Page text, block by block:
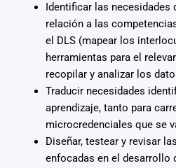
Identificar las
relación a las
el DLS (mapear los
herramientas para el
recopilar y analizar los
Traducir necesidades
aprendizaje, tanto para
microcredenciales que se
Diseñar, testear y revisar
enfocadas en el desarrollo